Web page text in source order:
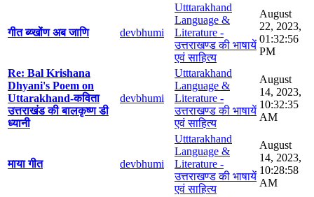
गीत ब्य्खोंण अब जाणि devbhumi
Utttarakhand
Language &
Literature -
उत्तराखण्ड की भाषायें
एवं साहित्य
August
22, 2023,
01:32:56
PM
Re: Bal Krishana
Dhyani's Poem on
Uttarakhand-कविता
उत्तराखंड की बालकृष्ण डी
ध्यानी
devbhumi
Utttarakhand
Language &
Literature -
उत्तराखण्ड की भाषायें
एवं साहित्य
August
14, 2023,
10:32:35
AM
माया गीत devbhumi
Utttarakhand
Language &
Literature -
उत्तराखण्ड की भाषायें
एवं साहित्य
August
14, 2023,
10:28:58
AM